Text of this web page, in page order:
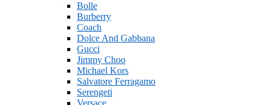
Bolle
Burberry
Coach
Dolce And Gabbana
Gucci
Jimmy Choo
Michael Kors
Salvatore Ferragamo
Serengeti
Versace